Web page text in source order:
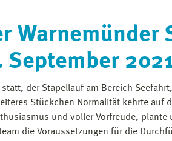
Warnemünder
September
statt, der Stapellauf am Bereich
Stückchen Normalität kehrte auf
und voller Vorfreude, plante
die Voraussetzungen für die